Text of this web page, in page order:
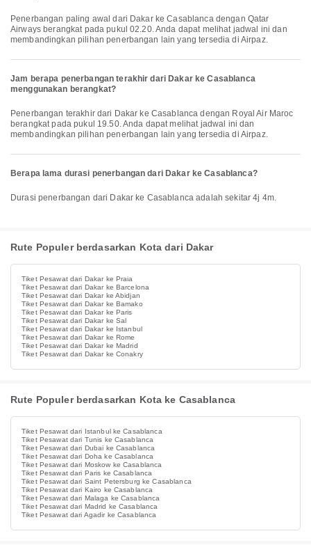
Penerbangan paling awal dari Dakar ke Casablanca dengan Qatar
Airways berangkat pada pukul 02.20. Anda dapat melihat jadwal ini dan
membandingkan pilihan penerbangan lain yang tersedia di Airpaz.
Jam berapa penerbangan terakhir dari Dakar ke Casablanca
menggunakan berangkat?
Penerbangan terakhir dari Dakar ke Casablanca dengan Royal Air Maroc
berangkat pada pukul 19.50. Anda dapat melihat jadwal ini dan
membandingkan pilihan penerbangan lain yang tersedia di Airpaz.
Berapa lama durasi penerbangan dari Dakar ke Casablanca?
Durasi penerbangan dari Dakar ke Casablanca adalah sekitar 4j 4m.
Rute Populer berdasarkan Kota dari Dakar
Tiket Pesawat dari Dakar ke Praia
Tiket Pesawat dari Dakar ke Barcelona
Tiket Pesawat dari Dakar ke Abidjan
Tiket Pesawat dari Dakar ke Bamako
Tiket Pesawat dari Dakar ke Paris
Tiket Pesawat dari Dakar ke Sal
Tiket Pesawat dari Dakar ke Istanbul
Tiket Pesawat dari Dakar ke Rome
Tiket Pesawat dari Dakar ke Madrid
Tiket Pesawat dari Dakar ke Conakry
Rute Populer berdasarkan Kota ke Casablanca
Tiket Pesawat dari Istanbul ke Casablanca
Tiket Pesawat dari Tunis ke Casablanca
Tiket Pesawat dari Dubai ke Casablanca
Tiket Pesawat dari Doha ke Casablanca
Tiket Pesawat dari Moskow ke Casablanca
Tiket Pesawat dari Paris ke Casablanca
Tiket Pesawat dari Saint Petersburg ke Casablanca
Tiket Pesawat dari Kairo ke Casablanca
Tiket Pesawat dari Malaga ke Casablanca
Tiket Pesawat dari Madrid ke Casablanca
Tiket Pesawat dari Agadir ke Casablanca